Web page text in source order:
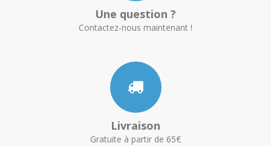
Une question ?
Contactez-nous maintenant !
Livraison
Gratuite à partir de 65€